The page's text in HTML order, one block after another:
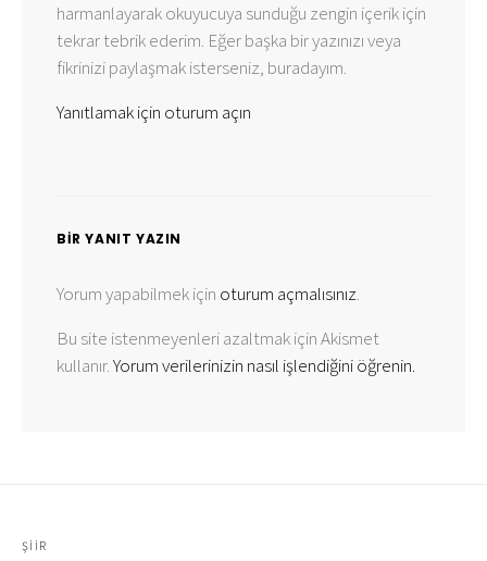
harmanlayarak okuyucuya sunduğu zengin içerik için
tekrar tebrik ederim. Eğer başka bir yazınızı veya
fikrinizi paylaşmak isterseniz, buradayım. ️
Yanıtlamak için oturum açın
BIR YANIT YAZIN
Yorum yapabilmek için oturum açmalısınız.
Bu site istenmeyenleri azaltmak için Akismet
kullanır.Yorum verilerinizin nasıl işlendiğini öğrenin.
ŞIIR